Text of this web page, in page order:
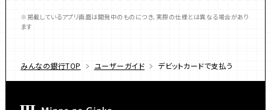
※掲載しているアプリ画面は開発中のものにつき、実際の仕様とは異なる場合があり
ます
みんなの銀行TOP ユーザーガイド デビットカードで支払う